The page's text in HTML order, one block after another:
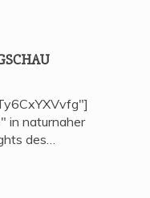
in naturnaher
des…